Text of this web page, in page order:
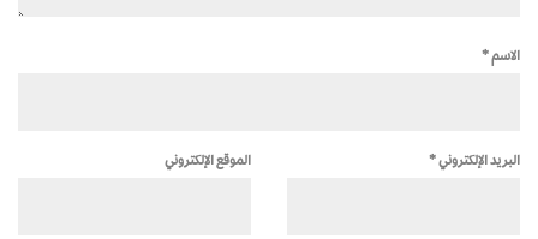
الاسم*
البريد الإلكتروني* الموقع الإلكتروني